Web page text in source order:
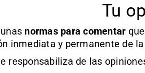
Tu
normas para comentar
inmediata y permanente de
responsabiliza de las